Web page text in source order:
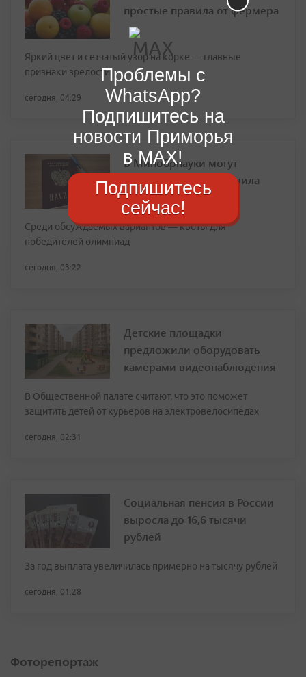
простые правила от фермера
Яркий цвет и сетчатый узор на корке — главные
признаки зрелости
сегодня, 04:29
В Минобрнауки могут
скорректировать правила
приема в вузы
Среди обсуждаемых вариантов — квоты для
победителей олимпиад
сегодня, 03:22
Детские площадки
предложили оборудовать
камерами видеонаблюдения
В Общественной палате считают, что это поможет
защитить детей от курьеров на электровелосипедах
сегодня, 02:31
Социальная пенсия в России
выросла до 16,6 тысячи
рублей
За год выплата увеличилась примерно на тысячу рублей
сегодня, 01:28
Фоторепортаж
Проблемы с
WhatsApp?
Подпишитесь на
новости Приморья
в MAX!
Подпишитесь
сейчас!